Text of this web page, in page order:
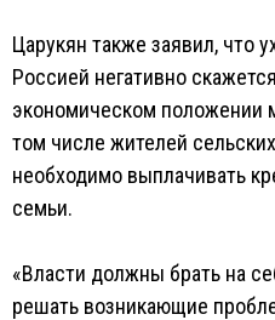
Царукян также заявил, что
Россией негативно
экономическом положении
том числе жителей
необходимо выплачивать
семьи.
«Власти должны брать на
решать возникающие